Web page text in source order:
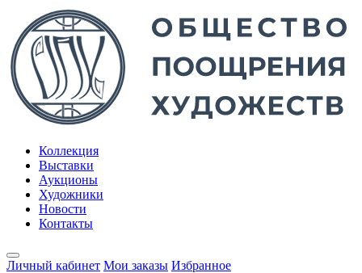
Коллекция
Выставки
Аукционы
Художники
Новости
Контакты
Личный кабинет Мои заказы Избранное